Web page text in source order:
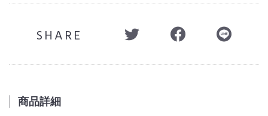
SHARE
商品詳細